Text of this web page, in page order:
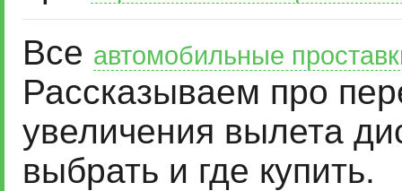
Все автомобильные
Рассказываем про
увеличения вылета
выбрать и где купить.